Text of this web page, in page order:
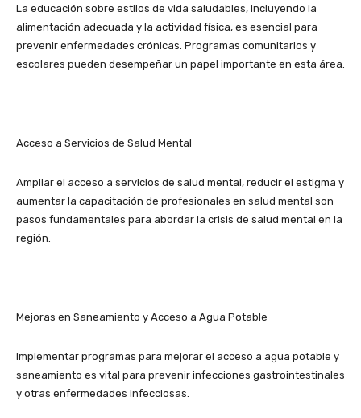
La educación sobre estilos de vida saludables, incluyendo la
alimentación adecuada y la actividad física, es esencial para
prevenir enfermedades crónicas. Programas comunitarios y
escolares pueden desempeñar un papel importante en esta área.
Acceso a Servicios de Salud Mental
Ampliar el acceso a servicios de salud mental, reducir el estigma y
aumentar la capacitación de profesionales en salud mental son
pasos fundamentales para abordar la crisis de salud mental en la
región.
Mejoras en Saneamiento y Acceso a Agua Potable
Implementar programas para mejorar el acceso a agua potable y
saneamiento es vital para prevenir infecciones gastrointestinales
y otras enfermedades infecciosas.